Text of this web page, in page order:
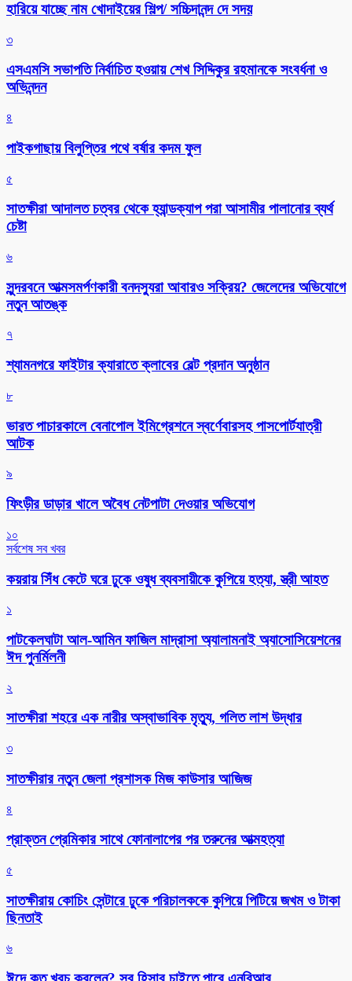
হারিয়ে যাচ্ছে নাম খোদাইয়ের শিল্প/ সচ্চিদানন্দ দে সদয়
৩
এসএমসি সভাপতি নির্বাচিত হওয়ায় শেখ সিদ্দিকুর রহমানকে সংবর্ধনা ও
অভিনন্দন
৪
পাইকগাছায় বিলুপ্তির পথে বর্ষার কদম ফুল
৫
সাতক্ষীরা আদালত চত্বর থেকে হ্যান্ডক্যাপ পরা আসামীর পালানোর ব্যর্থ
চেষ্টা
৬
সুন্দরবনে আত্মসমর্পণকারী বনদস্যুরা আবারও সক্রিয়? জেলেদের অভিযোগে
নতুন আতঙ্ক
৭
শ্যামনগরে ফাইটার ক্যারাতে ক্লাবের বেল্ট প্রদান অনুষ্ঠান
৮
ভারত পাচারকালে বেনাপোল ইমিগ্রেশনে স্বর্ণেবারসহ পাসপোর্টযাত্রী
আটক
৯
ফিংড়ীর ডাড়ার খালে অবৈধ নেটপাটা দেওয়ার অভিযোগ
১০
সর্বশেষ সব খবর
কয়রায় সিঁধ কেটে ঘরে ঢুকে ওষুধ ব্যবসায়ীকে কুপিয়ে হত্যা, স্ত্রী আহত
১
পাটকেলঘাটা আল-আমিন ফাজিল মাদ্রাসা অ্যালামনাই অ্যাসোসিয়েশনের
ঈদ পুনর্মিলনী
২
সাতক্ষীরা শহরে এক নারীর অস্বাভাবিক মৃত্যু, গলিত লাশ উদ্ধার
৩
সাতক্ষীরার নতুন জেলা প্রশাসক মিজ কাউসার আজিজ
৪
প্রাক্তন প্রেমিকার সাথে ফোনালাপের পর তরুনের আত্মহত্যা
৫
সাতক্ষীরায় কোচিং সেন্টারে ঢুকে পরিচালককে কুপিয়ে পিটিয়ে জখম ও টাকা
ছিনতাই
৬